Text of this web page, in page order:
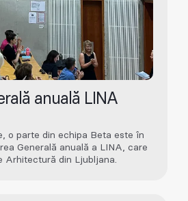
anuală LINA
o parte din echipa Beta este în
Generală anuală a LINA, care
Arhitectură din Ljubljana.